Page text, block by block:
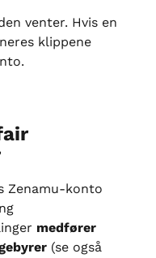
venter. Hvis en
klippene
Zenamu-konto
medfører
(se også